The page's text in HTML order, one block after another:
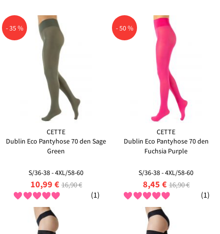
- 35 %
CETTE
Dublin Eco Pantyhose 70 den Sage
Green
S/36-38 - 4XL/58-60
10,99 € 16,90 €
(1)
- 50 %
CETTE
Dublin Eco Pantyhose 70 den
Fuchsia Purple
S/36-38 - 4XL/58-60
8,45 € 16,90 €
(1)